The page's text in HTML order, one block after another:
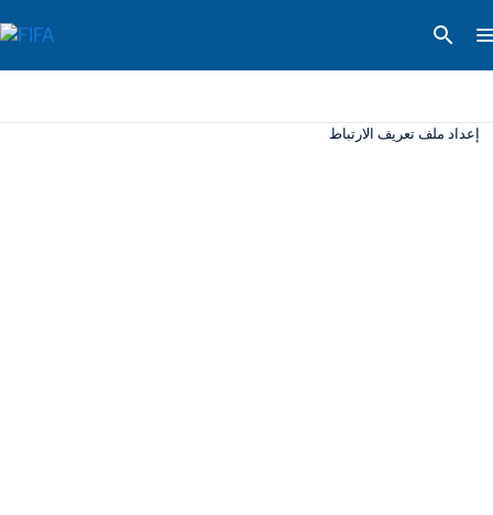
إعداد ملف تعريف الارتباط